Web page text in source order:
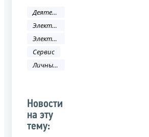
Деятельность ФНС
Электронные услуги
Электронные сервисы
Сервис
Личный кабинет
Новости
на эту
тему: